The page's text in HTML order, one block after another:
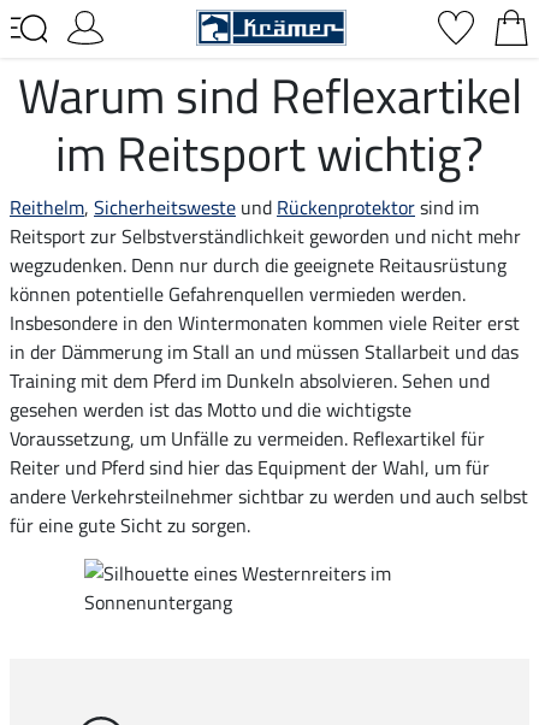
Warum sind Reflexartikel
im Reitsport wichtig?
Reithelm, Sicherheitsweste und Rückenprotektorsind im
Reitsport zur Selbstverständlichkeit geworden und nicht mehr
wegzudenken. Denn nur durch die geeignete Reitausrüstung
können potentielle Gefahrenquellen vermieden werden.
Insbesondere in den Wintermonaten kommen viele Reiter erst
in der Dämmerung im Stall an und müssen Stallarbeit und das
Training mit dem Pferd im Dunkeln absolvieren. Sehen und
gesehen werden ist das Motto und die wichtigste
Voraussetzung, um Unfälle zu vermeiden. Reflexartikel für
Reiter und Pferd sind hier das Equipment der Wahl, um für
andere Verkehrsteilnehmer sichtbar zu werden und auch selbst
für eine gute Sicht zu sorgen.